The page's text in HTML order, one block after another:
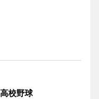
校野球